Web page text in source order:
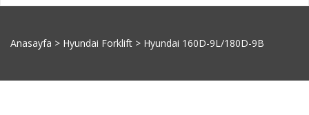
Anasayfa > Hyundai Forklift > Hyundai 160D-9L/180D-9B